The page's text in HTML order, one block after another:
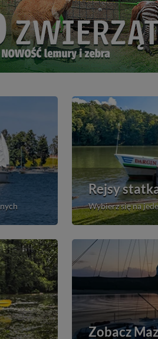
Rejsy
Wybierz się na
Zobacz